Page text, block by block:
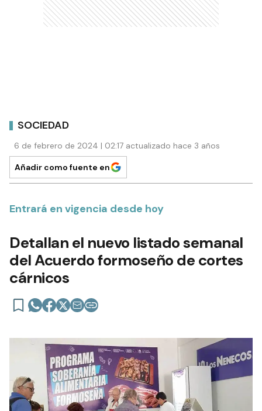
SOCIEDAD
6 de febrero de 2024 | 02:17 actualizado hace 3 años
Añadir como fuente en
Entrará en vigencia desde hoy
Detallan el nuevo listado semanal
del Acuerdo formoseño de cortes
cárnicos